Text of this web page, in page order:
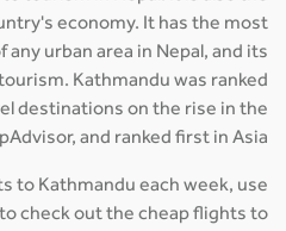
economy. It has the most
any urban area in Nepal, and its
tourism. Kathmandu was ranked
destinations on the rise in the
and ranked first in Asia.
to Kathmandu each week, use
to check out the cheap flights to